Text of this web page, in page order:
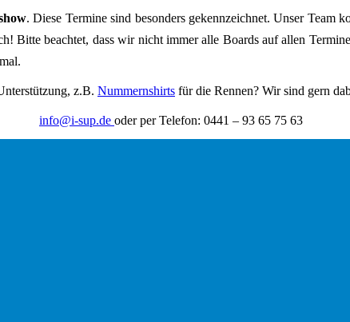
. Diese Termine sind besonders gekennzeichnet. Unser
Bitte beachtet, dass wir nicht immer alle Boards auf allen
z.B. Nummernshirts für die Rennen? Wir sind gern
info@i-sup.de oder per Telefon: 0441 – 93 65 75 63